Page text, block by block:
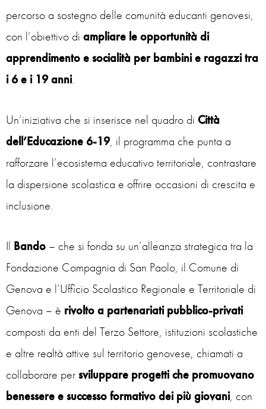
percorso a sostegno delle comunità educanti genovesi,
con l’obiettivo di ampliare le opportunità di
apprendimento e socialità per bambini e ragazzi tra
i 6 e i 19 anni.
Un’iniziativa che si inserisce nel quadro di Città
dell’Educazione 6-19, il programma che punta a
rafforzare l’ecosistema educativo territoriale, contrastare
la dispersione scolastica e offrire occasioni di crescita e
inclusione.
Il Bando – che si fonda su un’alleanza strategica tra la
Fondazione Compagnia di San Paolo, il Comune di
Genova e l’Ufficio Scolastico Regionale e Territoriale di
Genova – è rivoltoa partenariati pubblico-privati
composti da enti del Terzo Settore, istituzioni scolastiche
e altre realtà attive sul territorio genovese, chiamati a
collaborare persviluppare progetti che promuovano
benessere e successo formativo dei più giovani, con